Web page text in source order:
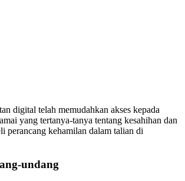
digital telah memudahkan akses kepada
yang tertanya-tanya tentang kesahihan dan
perancang kehamilan dalam talian di
undang